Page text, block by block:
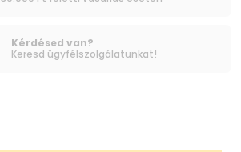
Kérdésed van?
Keresd ügyfélszolgálatunkat!